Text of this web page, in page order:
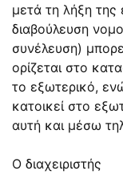
μετά τη λήξη της
διαβούλευση
συνέλευση)
ορίζεται στο
το εξωτερικό,
κατοικεί στο
αυτή και μέσω
Ο διαχειριστής